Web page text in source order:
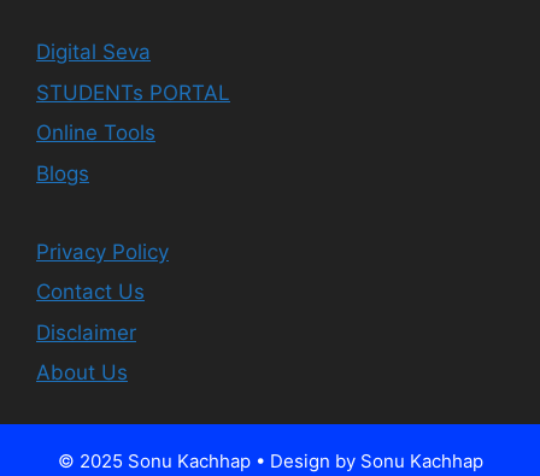
Digital Seva
STUDENTs PORTAL
Online Tools
Blogs
Privacy Policy
Contact Us
Disclaimer
About Us
© 2025 Sonu Kachhap • Design by Sonu Kachhap